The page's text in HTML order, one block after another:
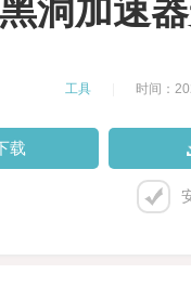
黑洞加速
工具 时间：
载